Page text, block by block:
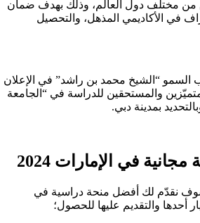
من مختلف دول العالم، وذلك بهدف ضمان
في الأكاديمي المذهل، والتحصيل
قام صاحب السمو “الشيخ محمد بن راشد” في الإعلان
والمستحقين للدراسة في “الجامعة
بمدينة دبي.
في الإمارات 2024
نقدّم لك أفضل منحة دراسية في
أحدها والتقديم عليها للحصول؛